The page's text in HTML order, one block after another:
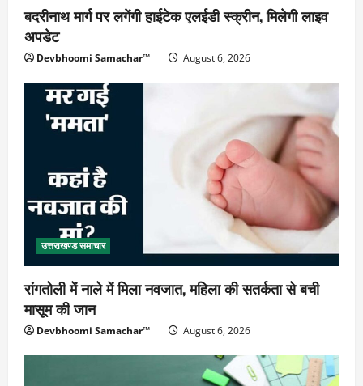
बदरीनाथ मार्ग पर लगेंगी हाईटेक एलईडी स्क्रीन, मिलेगी लाइव
अपडेट
Devbhoomi Samachar™ August 6, 2026
उत्तराखण्ड समाचार
रांगतोली में नाले में मिला नवजात, महिला की सतर्कता से बची
मासूम की जान
Devbhoomi Samachar™ August 6, 2026